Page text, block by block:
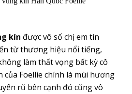
kín được vô số chị em tin
từ thương hiệu nổi tiếng,
làm thất vọng bất kỳ cô
của Foellie chính là mùi hương
rũ bên cạnh đó cũng vô